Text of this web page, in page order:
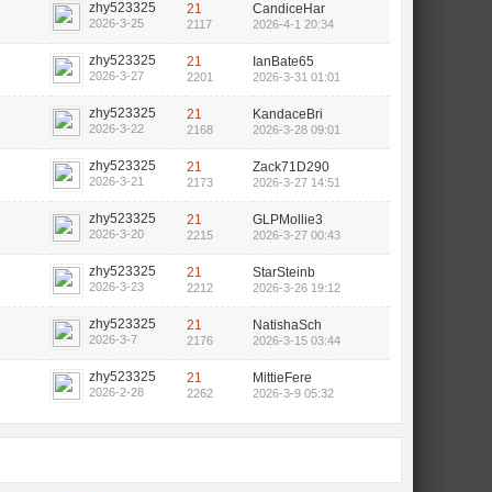
zhy523325
2026-3-25
21
2117
CandiceHar
2026-4-1 20:34
zhy523325
2026-3-27
21
2201
IanBate65
2026-3-31 01:01
zhy523325
2026-3-22
21
2168
KandaceBri
2026-3-28 09:01
zhy523325
2026-3-21
21
2173
Zack71D290
2026-3-27 14:51
zhy523325
2026-3-20
21
2215
GLPMollie3
2026-3-27 00:43
zhy523325
2026-3-23
21
2212
StarSteinb
2026-3-26 19:12
zhy523325
2026-3-7
21
2176
NatishaSch
2026-3-15 03:44
zhy523325
2026-2-28
21
2262
MittieFere
2026-3-9 05:32